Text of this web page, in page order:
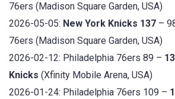
76ers (Madison Square Garden, USA)
2026-05-05: New York Knicks 137 –
76ers (Madison Square Garden, USA)
2026-02-12: Philadelphia 76ers 89 –
Knicks (Xfinity Mobile Arena, USA)
2026-01-24: Philadelphia 76ers 109 –